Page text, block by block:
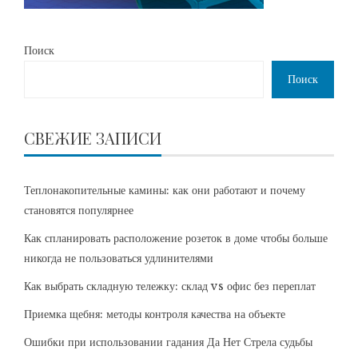
Поиск
Поиск
СВЕЖИЕ ЗАПИСИ
Теплонакопительные камины: как они работают и почему
становятся популярнее
Как спланировать расположение розеток в доме чтобы больше
никогда не пользоваться удлинителями
Как выбрать складную тележку: склад vs офис без переплат
Приемка щебня: методы контроля качества на объекте
Ошибки при использовании гадания Да Нет Стрела судьбы